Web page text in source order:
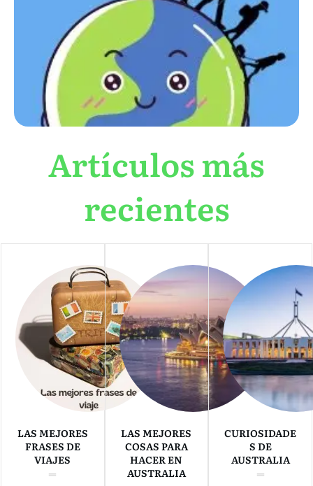
Artículos más
recientes
LAS MEJORES
FRASES DE
VIAJES
LAS MEJORES
COSAS PARA
HACER EN
AUSTRALIA
CURIOSIDADE
S DE
AUSTRALIA